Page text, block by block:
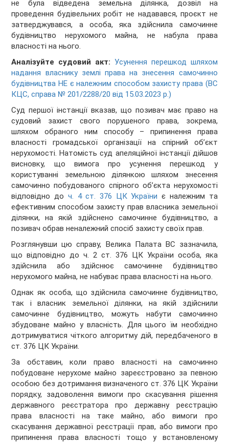
не була відведена земельна ділянка, дозвіл на
проведення будівельних робіт не надавався, проєкт не
затверджувався, а особа, яка здійснила самочинне
будівництво нерухомого майна, не набула права
власності на нього.
Аналізуйте судовий акт: Усунення перешкод шляхом
надання власнику землі права на знесення самочинно
будівництва НЕ є належним способом захисту права (ВС
КЦС, справа № 201/2288/20 від 15.03.2023 р.)
Суд першої інстанції вказав, що позивач має право на
судовий захист свого порушеного права, зокрема,
шляхом обраного ним способу – припинення права
власності громадської організації на спірний об’єкт
нерухомості. Натомість суд апеляційної інстанції дійшов
висновку, що вимога про усунення перешкод у
користуванні земельною ділянкою шляхом знесення
самочинно побудованого спірного об’єкта нерухомості
відповідно до ч. 4 ст. 376 ЦК України є належним та
ефективним способом захисту прав власника земельної
ділянки, на якій здійснено самочинне будівництво, а
позивач обрав неналежний спосіб захисту своїх прав.
Розглянувши цю справу, Велика Палата ВС зазначила,
що відповідно до ч. 2 ст. 376 ЦК України особа, яка
здійснила або здійснює самочинне будівництво
нерухомого майна, не набуває права власності на нього.
Однак як особа, що здійснила самочинне будівництво,
так і власник земельної ділянки, на якій здійснили
самочинне будівництво, можуть набути самочинно
збудоване майно у власність. Для цього їм необхідно
дотримуватися чіткого алгоритму дій, передбаченого в
ст. 376 ЦК України.
За обставин, коли право власності на самочинно
побудоване нерухоме майно зареєстровано за певною
особою без дотримання визначеного ст. 376 ЦК України
порядку, задоволення вимоги про скасування рішення
державного реєстратора про державну реєстрацію
права власності на таке майно, або вимоги про
скасування державної реєстрації прав, або вимоги про
припинення права власності тощо у встановленому